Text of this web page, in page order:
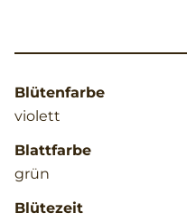
Blütenfarbe
violett
Blattfarbe
grün
Blütezeit